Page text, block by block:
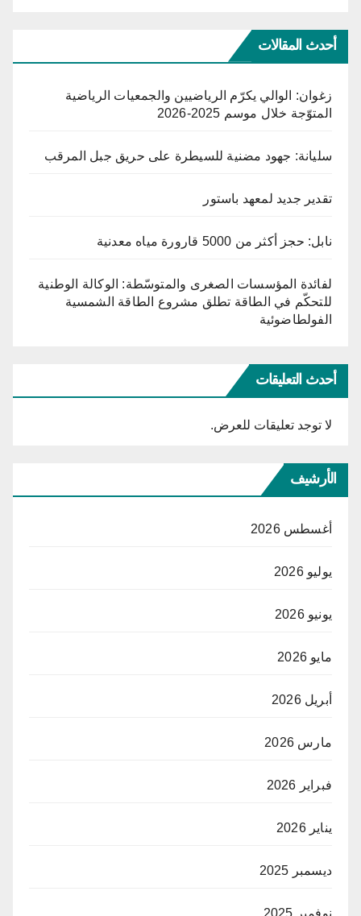
أحدث المقالات
زغوان: الوالي يكرّم الرياضيين والجمعيات الرياضية
المتوّجة خلال موسم 2025-2026
سليانة: جهود مضنية للسيطرة على حريق جبل المرقب
تقدير جديد لمعهد باستور
نابل: حجز أكثر من 5000 قارورة مياه معدنية
لفائدة المؤسسات الصغرى والمتوسّطة: الوكالة الوطنية
للتحكّم في الطاقة تطلق مشروع الطاقة الشمسية
الفولطاضوئية
أحدث التعليقات
لا توجد تعليقات للعرض.
الأرشيف
أغسطس 2026
يوليو 2026
يونيو 2026
مايو 2026
أبريل 2026
مارس 2026
فبراير 2026
يناير 2026
ديسمبر 2025